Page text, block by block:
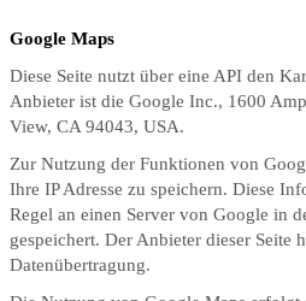
Google Maps
Diese Seite nutzt über eine API den
Anbieter ist die Google Inc., 1600
View, CA 94043, USA.
Zur Nutzung der Funktionen von
Ihre IP Adresse zu speichern. Diese
Regel an einen Server von Google in
gespeichert. Der Anbieter dieser Seite
Datenübertragung.